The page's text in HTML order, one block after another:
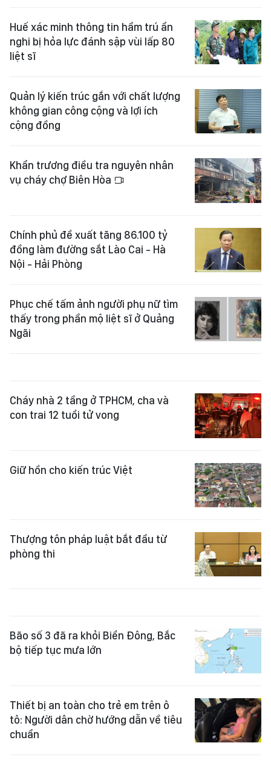
Huế xác minh thông tin hầm trú ẩn
nghi bị hỏa lực đánh sập vùi lấp 80
liệt sĩ
Quản lý kiến trúc gắn với chất lượng
không gian công cộng và lợi ích
cộng đồng
Khẩn trương điều tra nguyên nhân
vụ cháy chợ Biên Hòa
Chính phủ đề xuất tăng 86.100 tỷ
đồng làm đường sắt Lào Cai - Hà
Nội - Hải Phòng
Phục chế tấm ảnh người phụ nữ tìm
thấy trong phần mộ liệt sĩ ở Quảng
Ngãi
Cháy nhà 2 tầng ở TPHCM, cha và
con trai 12 tuổi tử vong
Giữ hồn cho kiến trúc Việt
Thượng tôn pháp luật bắt đầu từ
phòng thi
Bão số 3 đã ra khỏi Biển Đông, Bắc
bộ tiếp tục mưa lớn
Thiết bị an toàn cho trẻ em trên ô
tô: Người dân chờ hướng dẫn về tiêu
chuẩn